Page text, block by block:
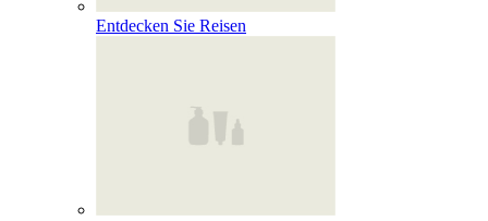
Entdecken Sie Reisen